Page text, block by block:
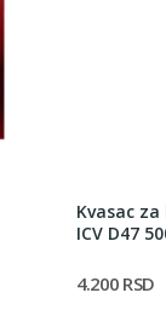
Kvasac
ICV D47
4.200 RSD